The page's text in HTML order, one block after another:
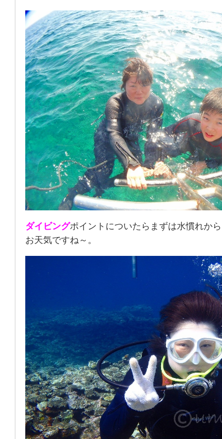
ダイビングポイントについたらまずは水慣れか
お天気ですね～。